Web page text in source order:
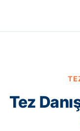
Tez